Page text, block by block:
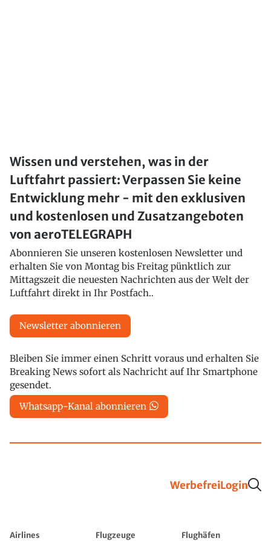
Wissen und verstehen, was in der
Luftfahrt passiert: Verpassen Sie keine
Entwicklung mehr - mit den exklusiven
und kostenlosen und Zusatzangeboten
von aeroTELEGRAPH
Abonnieren Sie unseren kostenlosen Newsletter und
erhalten Sie von Montag bis Freitag pünktlich zur
Mittagszeit die neuesten Nachrichten aus der Welt der
Luftfahrt direkt in Ihr Postfach..
Newsletter abonnieren
Bleiben Sie immer einen Schritt voraus und erhalten Sie
Breaking News sofort als Nachricht auf Ihr Smartphone
gesendet.
Whatsapp-Kanal abonnieren
WerbefreiLogin
Airlines Flugzeuge
Flughäfen